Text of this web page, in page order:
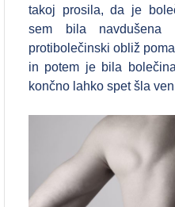
takoj prosila, da je
sem bila
protibolečinski obliž
in potem je bila
končno lahko spet šla